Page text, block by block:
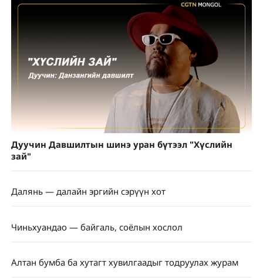
Дуучин Давшилтын шинэ уран бүтээл "Хүслийн
зай"
Далянь — далайн эргийн сэрүүн хот
Чиньхуандао — байгаль, соёлын хослол
Алтан бумба ба хутагт хувилгаадыг тодруулах журам